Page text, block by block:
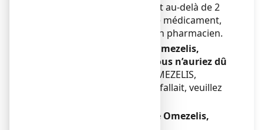
Si les symptômes persistent au-delà de 2
semaines d’utilisation de ce médicament,
consultez un médecin ou un pharmacien.
Si vous avez pris plus de Omezelis,
comprimé pelliculé que vous n’auriez dû
Si vous avez pris plus de OMEZELIS,
comprimé pelliculé qu’il ne fallait, veuillez
Si vous oubliez de prendre Omezelis,